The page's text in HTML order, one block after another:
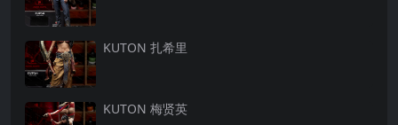
KUTON 扎希里
KUTON 梅贤英